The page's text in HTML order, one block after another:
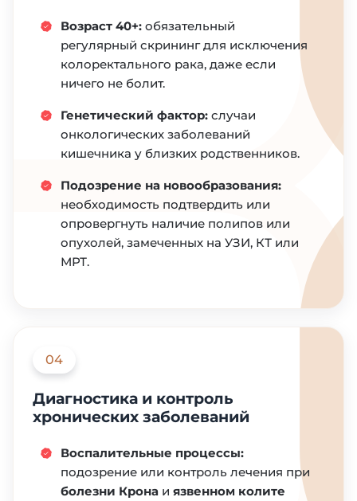
Возраст 40+: обязательный
регулярный скрининг для исключения
колоректального рака, даже если
ничего не болит.
Генетический фактор: случаи
онкологических заболеваний
кишечника у близких родственников.
Подозрение на новообразования:
необходимость подтвердить или
опровергнуть наличие полипов или
опухолей, замеченных на УЗИ, КТ или
МРТ.
04
Диагностика и контроль
хронических заболеваний
Воспалительные процессы:
подозрение или контроль лечения при
болезни Крона и язвенном колите